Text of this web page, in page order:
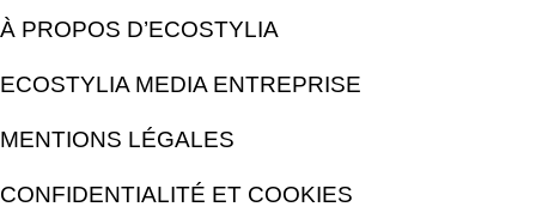
À PROPOS D’ECOSTYLIA
ECOSTYLIA MEDIA ENTREPRISE
MENTIONS LÉGALES
CONFIDENTIALITÉ ET COOKIES